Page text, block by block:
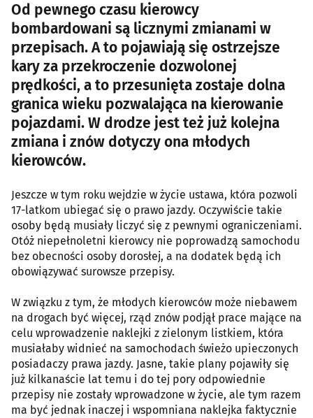
Od pewnego czasu kierowcy
bombardowani są licznymi zmianami w
przepisach. A to pojawiają się ostrzejsze
kary za przekroczenie dozwolonej
prędkości, a to przesunięta zostaje dolna
granica wieku pozwalająca na kierowanie
pojazdami. W drodze jest też już kolejna
zmiana i znów dotyczy ona młodych
kierowców.
Jeszcze w tym roku wejdzie w życie ustawa, która pozwoli
17-latkom ubiegać się o prawo jazdy. Oczywiście takie
osoby będą musiały liczyć się z pewnymi ograniczeniami.
Otóż niepełnoletni kierowcy nie poprowadzą samochodu
bez obecności osoby dorosłej, a na dodatek będą ich
obowiązywać surowsze przepisy.
W związku z tym, że młodych kierowców może niebawem
na drogach być więcej, rząd znów podjął prace mające na
celu wprowadzenie naklejki z zielonym listkiem, która
musiałaby widnieć na samochodach świeżo upieczonych
posiadaczy prawa jazdy. Jasne, takie plany pojawiły się
już kilkanaście lat temu i do tej pory odpowiednie
przepisy nie zostały wprowadzone w życie, ale tym razem
ma być jednak inaczej i wspomniana naklejka faktycznie